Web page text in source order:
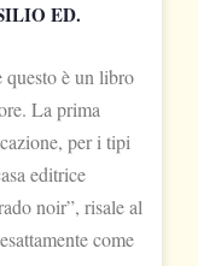
ED.
questo è un libro
La prima
per i tipi
editrice
noir”, risale al
come